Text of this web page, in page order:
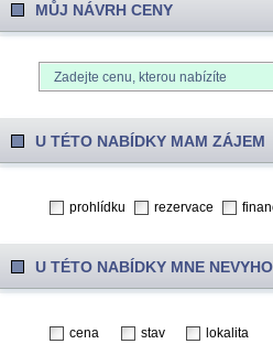
MŮJ NÁVRH СENY
U TÉTO NABÍDKY MAM ZÁJEM
prohlídku rezervace
U TÉTO NABÍDKY MNE
cena stav lokalita